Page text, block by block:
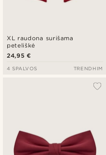
XL raudona surišama
peteliškė
24,95 €
4 SPALVOS TRENDHIM